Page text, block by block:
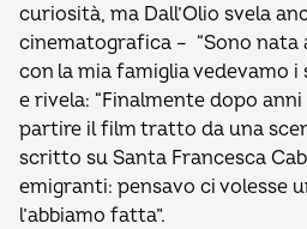
curiosità, ma Dall’Olio svela
cinematografica – “Sono nata
con la mia famiglia vedevamo
e rivela: “Finalmente dopo
partire il film tratto da una
scritto su Santa Francesca
emigranti: pensavo ci volesse
l’abbiamo fatta”.